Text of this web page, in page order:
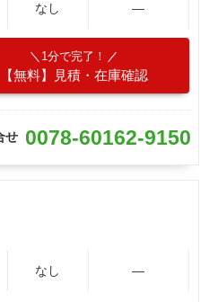
なし ―
1分で完了！
【無料】見積・在庫確認
せ 0078-60162-9150
なし ―